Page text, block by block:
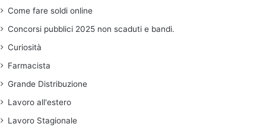
Come fare soldi online
Concorsi pubblici 2025 non scaduti e bandi.
Curiosità
Farmacista
Grande Distribuzione
Lavoro all'estero
Lavoro Stagionale